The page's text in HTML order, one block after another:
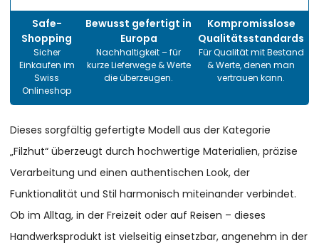
Safe-
Shopping
Sicher
Einkaufen im
Swiss
Onlineshop
Bewusst gefertigt in
Europa
Nachhaltigkeit – für
kurze Lieferwege & Werte
die überzeugen.
Kompromisslose
Qualitätsstandards
Für Qualität mit Bestand
& Werte, denen man
vertrauen kann.
Dieses sorgfältig gefertigte Modell aus der Kategorie
„Filzhut“ überzeugt durch hochwertige Materialien, präzise
Verarbeitung und einen authentischen Look, der
Funktionalität und Stil harmonisch miteinander verbindet.
Ob im Alltag, in der Freizeit oder auf Reisen – dieses
Handwerksprodukt ist vielseitig einsetzbar, angenehm in der